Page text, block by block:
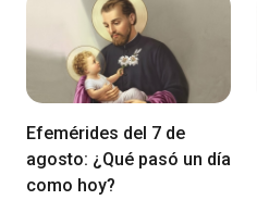
Efemérides del 7 de
agosto: ¿Qué pasó un día
como hoy?